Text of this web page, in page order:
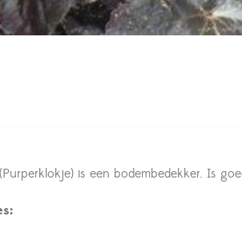
(Purperklokje) is een bodembedekker. Is